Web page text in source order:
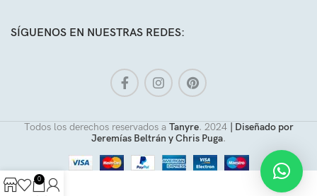
SÍGUENOS EN NUESTRAS REDES:
Todos los derechos reservados a Tanyre. 2024
| Diseñado por
Jeremías Beltrán y Chris Puga.
0